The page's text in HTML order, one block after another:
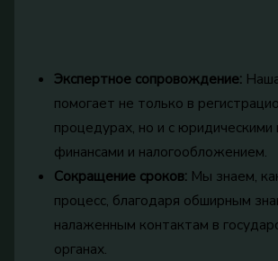
Экспертное сопровождение:
помогает не только в
процедурах, но и с юридическими
финансами и налогообложением.
Сокращение сроков: Мы знаем,
процесс, благодаря обширным
налаженным контактам в
органах.